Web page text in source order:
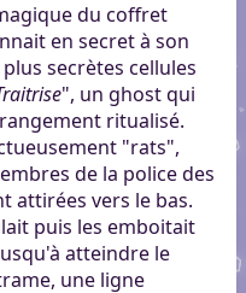
du coffret
en secret à son
secrètes cellules
", un ghost qui
ritualisé.
"rats",
de la police des
attirées vers le bas.
puis les emboitait
atteindre le
une ligne